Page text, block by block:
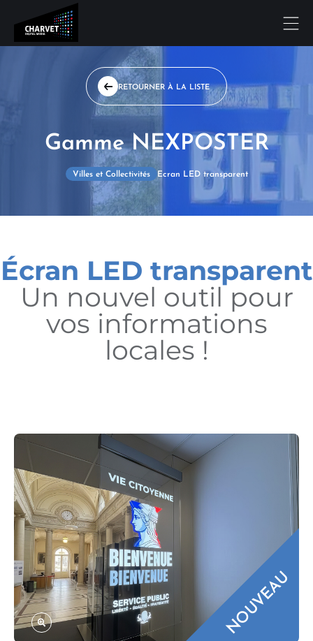
RETOURNER À LA LISTE
Gamme NEXPOSTER
Villes et Collectivités Ecran LED transparent
Écran LED transparent
Un nouvel outil pour
vos informations
locales !